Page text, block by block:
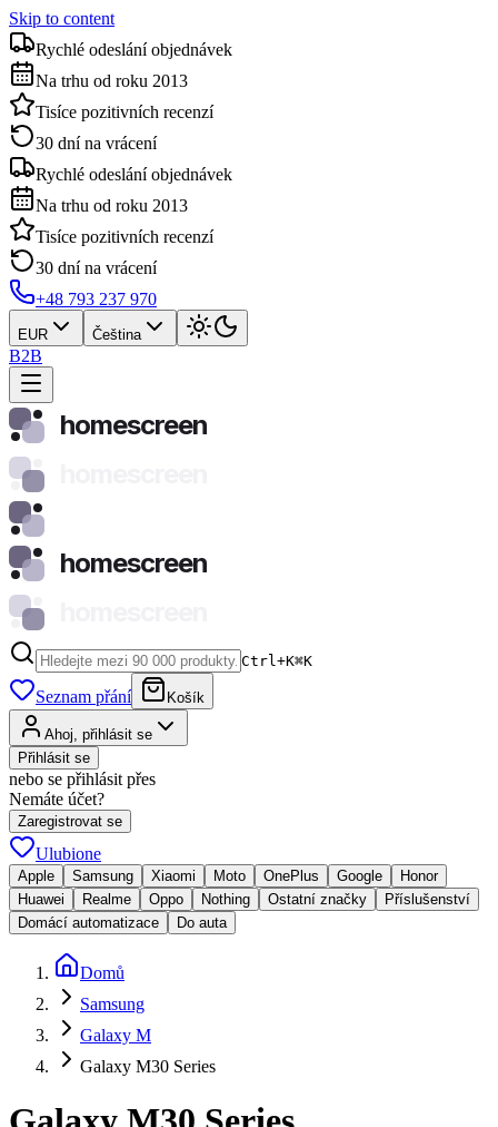
Skip to content
Rychlé odeslání objednávek
Na trhu od roku 2013
Tisíce pozitivních recenzí
30 dní na vrácení
Rychlé odeslání objednávek
Na trhu od roku 2013
Tisíce pozitivních recenzí
30 dní na vrácení
+48 793 237 970
EUR Čeština
B2B
homescreen
homescreen
Ctrl+K⌘K
Seznam přání Košík
Ahoj, přihlásit se
Přihlásit se
nebo se přihlásit přes
Nemáte účet?
Zaregistrovat se
Ulubione
Apple Samsung Xiaomi Moto OnePlus Google
Honor
Huawei
Realme Oppo Nothing Ostatní značky
Příslušenství
Domácí automatizace
Do auta
Domů
Samsung
Galaxy M
Galaxy M30 Series